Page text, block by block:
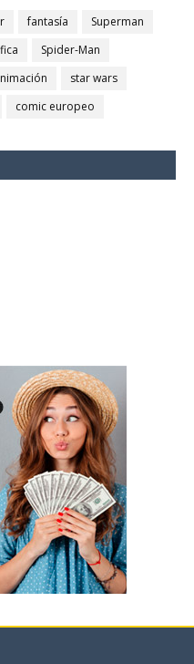
fantasía
Superman
Spider-Man
star wars
comic europeo